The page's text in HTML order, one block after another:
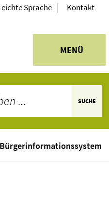
MENÜ
Sprache | Kontakt
SUCHE
Bürgerinformationssystem